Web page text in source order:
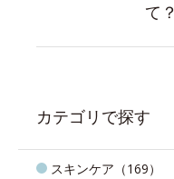
て？
カテゴリで探す
スキンケア（169）